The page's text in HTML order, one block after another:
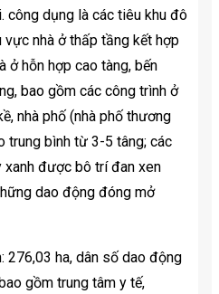
công dụng là các tiêu khu đô
vực nhà ở thấp tầng kết hợp
ở hỗn hợp cao tàng, bến
bao gồm các công trình ở
nhà phố (nhà phố thương
trung bình từ 3-5 tâng; các
xanh được bô trí đan xen
dao động đóng mở
276,03 ha, dân số dao động
gồm trung tâm y tế,